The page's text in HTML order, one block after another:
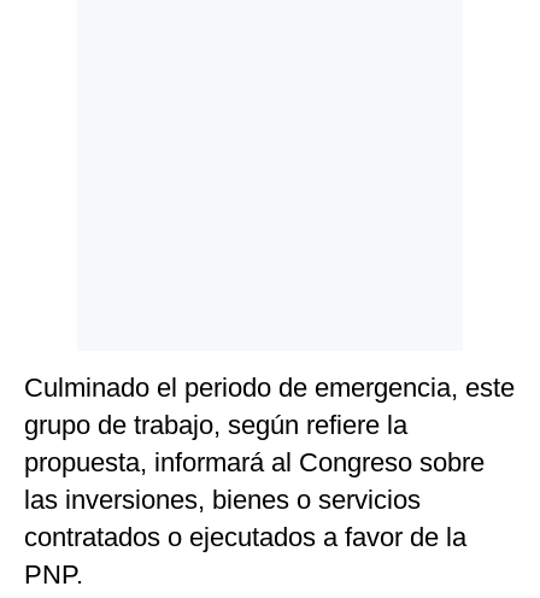
Culminado el periodo de emergencia, este
grupo de trabajo, según refiere la
propuesta, informará al Congreso sobre
las inversiones, bienes o servicios
contratados o ejecutados a favor de la
PNP.